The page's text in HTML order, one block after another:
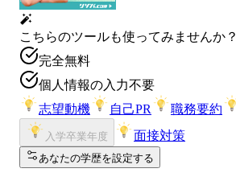
こちらのツールも使ってみませんか？
完全無料
個人情報の入力不要
志望動機
自己PR 職務要約
入学卒業年度 面接対策
あなたの学歴を設定する